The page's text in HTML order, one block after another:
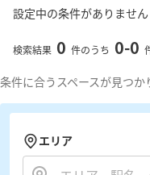
設定中の条件がありません
検索結果 0 件のうち 0-0
条件に合うスペースが見つか
エリア